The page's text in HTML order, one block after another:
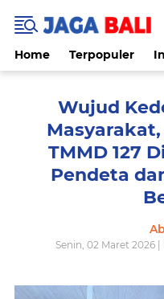
Home Terpopuler
Wujud
TMMD 127
Pendeta
Senin, 02 Maret 2026 |